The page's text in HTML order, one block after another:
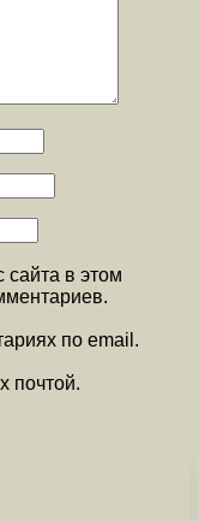
в этом
по email.
почтой.